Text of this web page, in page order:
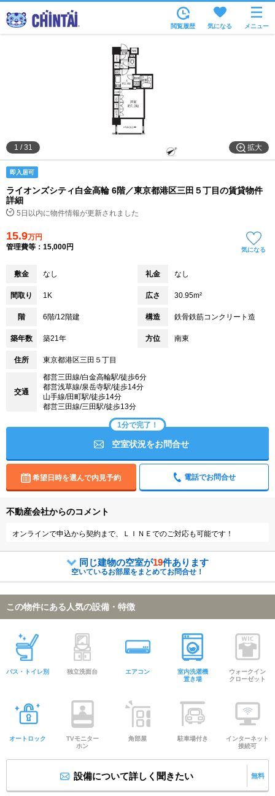
住所から
家賃相場から
通勤通学時間から
物件特集から
不動産会社から
閲覧履歴 気になる メニュー
拡大
1 /31
即入居可
ライオンズシティ白金高輪 6階／東京都港区三田５丁目の賃貸物件
詳細
5日以内に物件情報が更新されました
15.9万円
管理費等：15,000円
気になる
敷金 なし 礼金 なし
間取り 1K 広さ 30.95m²
階 6階/12階建 構造 鉄骨鉄筋コンクリート造
築年数 築21年 方位 南東
住所 東京都港区三田５丁目
交通
都営三田線/白金高輪駅/徒歩6分
都営浅草線/泉岳寺駅/徒歩14分
山手線/田町駅/徒歩14分
都営三田線/三田駅/徒歩13分
1分で完了！
空室状況をお問合せ
希望日時を選んで内見予約 電話でお問合せ
不動産会社からのコメント
オンラインで申込から契約まで、ＬＩＮＥでのご対応も可能です！
同じ建物の空室が19件あります
空いているお部屋をまとめてお問合せ！
この物件にある人気の設備・特徴
バス・トイレ別 独立洗面台 エアコン
室内洗濯機
置き場
ウォークイン
クローゼット
オートロック
TVモニター
ホン
角部屋 駐車場付き
インターネット
接続可
設備について詳しく聞きたい 無料